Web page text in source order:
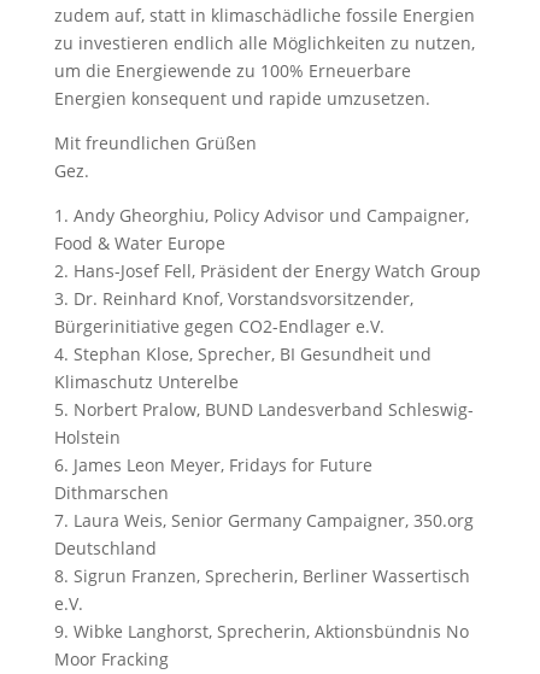
zudem auf, statt in klimaschädliche fossile Energien
zu investieren endlich alle Möglichkeiten zu nutzen,
um die Energiewende zu 100% Erneuerbare
Energien konsequent und rapide umzusetzen.
Mit freundlichen Grüßen
Gez.
1. Andy Gheorghiu, Policy Advisor und Campaigner,
Food & Water Europe
2. Hans-Josef Fell, Präsident der Energy Watch Group
3. Dr. Reinhard Knof, Vorstandsvorsitzender,
Bürgerinitiative gegen CO2-Endlager e.V.
4. Stephan Klose, Sprecher, BI Gesundheit und
Klimaschutz Unterelbe
5. Norbert Pralow, BUND Landesverband Schleswig-
Holstein
6. James Leon Meyer, Fridays for Future
Dithmarschen
7. Laura Weis, Senior Germany Campaigner, 350.org
Deutschland
8. Sigrun Franzen, Sprecherin, Berliner Wassertisch
e.V.
9. Wibke Langhorst, Sprecherin, Aktionsbündnis No
Moor Fracking